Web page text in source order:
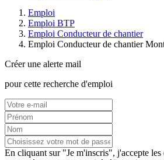
Emploi
Emploi BTP
Emploi Conducteur de chantier
Emploi Conducteur de chantier
Créer une alerte mail
pour cette recherche d'emploi
En cliquant sur "Je m'inscris", j'accepte les